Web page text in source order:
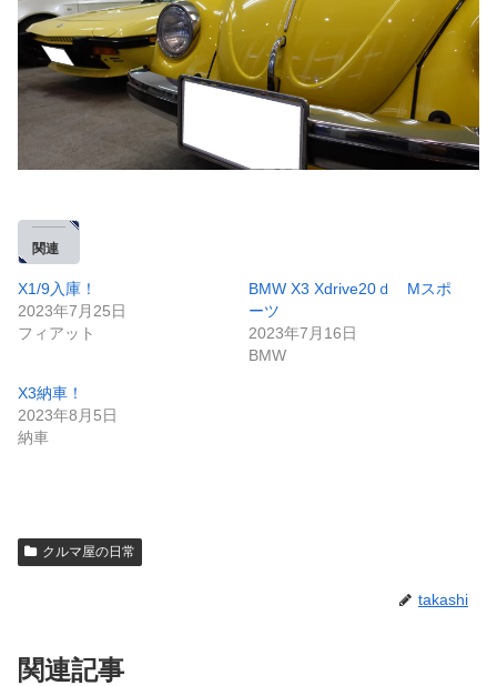
関連
X1/9入庫！
2023年7月25日
フィアット
BMW X3 Xdrive20ｄ Mスポ
ーツ
2023年7月16日
BMW
X3納車！
2023年8月5日
納車
クルマ屋の日常
takashi
関連記事